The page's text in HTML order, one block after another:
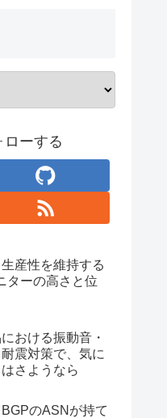
ローする
産性を維持する
ターの高さと位
おける振動音・
震対策で、気に
さようなら
のASNが持て